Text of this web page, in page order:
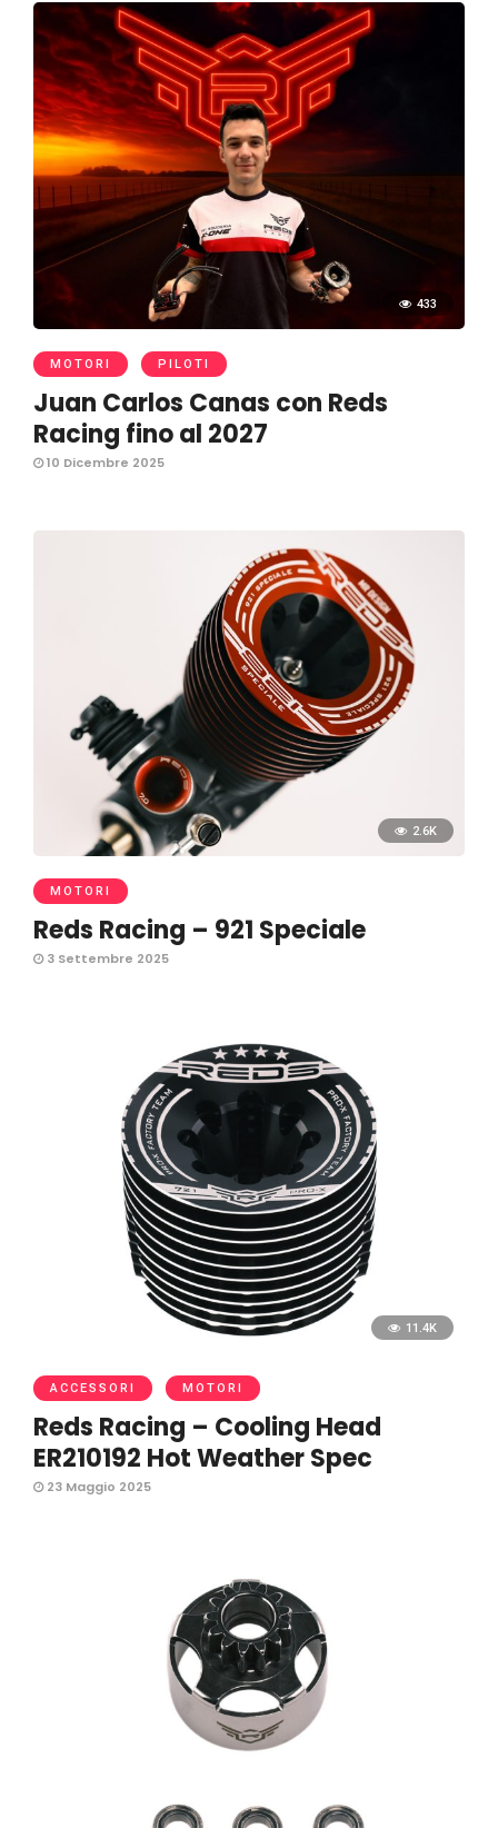
433
MOTORI PILOTI
Juan Carlos Canas con Reds
Racing fino al 2027
10 Dicembre 2025
2.6K
MOTORI
Reds Racing – 921 Speciale
3 Settembre 2025
11.4K
ACCESSORI MOTORI
Reds Racing – Cooling Head
ER210192 Hot Weather Spec
23 Maggio 2025